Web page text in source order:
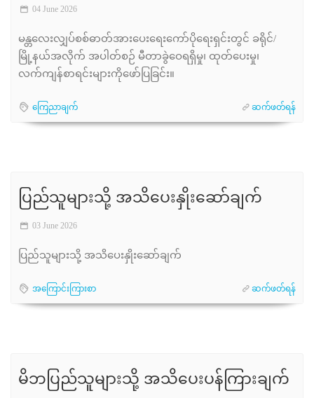
04 June 2026
မန္တလေးလျှပ်စစ်ဓာတ်အားပေးရေးကော်ပိုရေးရှင်းတွင် ခရိုင်/
မြို့နယ်အလိုက် အပါတ်စဉ် မီတာခွဲဝေရရှိမှု၊ ထုတ်ပေးမှု၊
လက်ကျန်စာရင်းများကိုဖော်ပြခြင်း။
ကြေညာချက် ဆက်ဖတ်ရန်
ပြည်သူများသို့ အသိပေးနှိုးဆော်ချက်
03 June 2026
ပြည်သူများသို့ အသိပေးနှိုးဆော်ချက်
အကြောင်းကြားစာ ဆက်ဖတ်ရန်
မိဘပြည်သူများသို့ အသိပေးပန်ကြားချက်